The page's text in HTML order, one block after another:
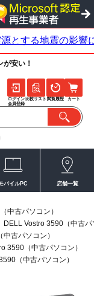
安い！
ログイン
会員登録
比較リスト 閲覧履歴 カート
バイルPC 店舗一覧
中古パソコン）
DELL Vostro 3590（中古
古パソコン）
3590（中古パソコン）
（中古パソコン）